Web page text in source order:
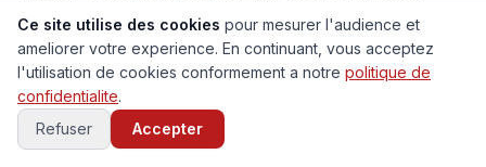
CARTES
Carte du Monde
Ce site utilise des cookies pour mesurer l'audience et
ameliorer votre experience. En continuant, vous acceptez
l'utilisation de cookies conformement a notre politique de
confidentialite.
Refuser
Accepter